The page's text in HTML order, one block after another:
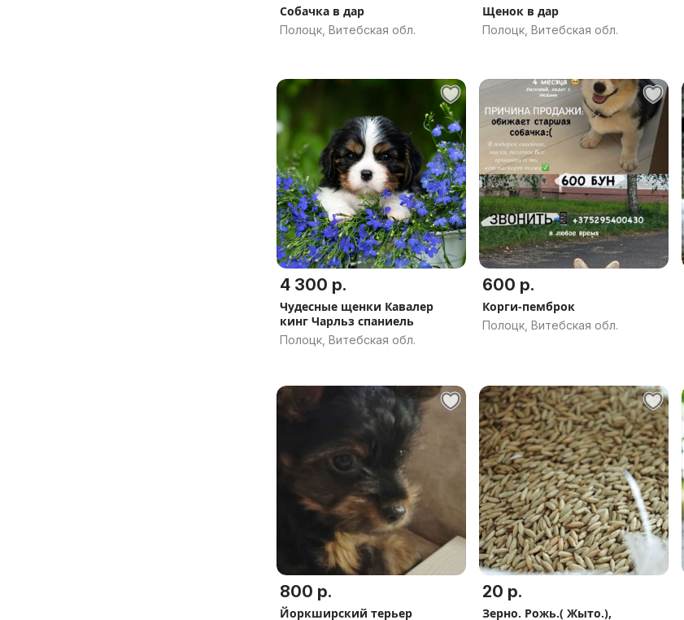
Собачка в дар
Полоцк, Витебская обл.
Щенок в дар
Полоцк, Витебская обл.
4 300 р.
Чудесные щенки Кавалер
кинг Чарльз спаниель
Полоцк, Витебская обл.
600 р.
Корги-пемброк
Полоцк, Витебская обл.
800 р.
Йоркширский терьер
20 р.
Зерно. Рожь.( Жыто.),